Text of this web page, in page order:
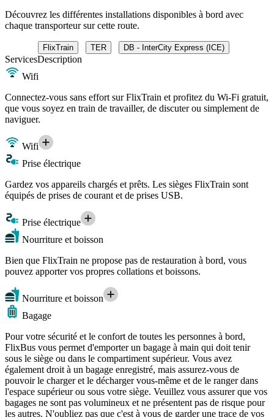
Découvrez les différentes installations disponibles à bord avec
chaque transporteur sur cette route.
FlixTrain TER DB - InterCity Express (ICE)
ServicesDescription
Wifi
Connectez-vous sans effort sur FlixTrain et profitez du Wi-Fi gratuit,
que vous soyez en train de travailler, de discuter ou simplement de
naviguer.
Wifi
Prise électrique
Gardez vos appareils chargés et prêts. Les sièges FlixTrain sont
équipés de prises de courant et de prises USB.
Prise électrique
Nourriture et boisson
Bien que FlixTrain ne propose pas de restauration à bord, vous
pouvez apporter vos propres collations et boissons.
Nourriture et boisson
Bagage
Pour votre sécurité et le confort de toutes les personnes à bord,
FlixBus vous permet d'emporter un bagage à main qui doit tenir
sous le siège ou dans le compartiment supérieur. Vous avez
également droit à un bagage enregistré, mais assurez-vous de
pouvoir le charger et le décharger vous-même et de le ranger dans
l'espace supérieur ou sous votre siège. Veuillez vous assurer que vos
bagages ne sont pas volumineux et ne présentent pas de risque pour
les autres. N'oubliez pas que c'est à vous de garder une trace de vos